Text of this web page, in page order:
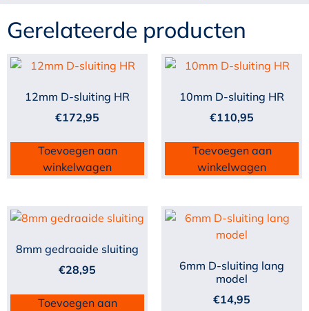
Gerelateerde producten
12mm D-sluiting HR
€172,95
Toevoegen aan
winkelwagen
10mm D-sluiting HR
€110,95
Toevoegen aan
winkelwagen
8mm gedraaide sluiting
€28,95
Toevoegen aan
6mm D-sluiting lang
model
€14,95